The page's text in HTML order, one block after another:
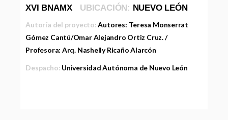
XVI BNAMX UBICACIÓN: NUEVO LEÓN
Autoría del proyecto:Autores: Teresa Monserrat
Gómez Cantú/Omar Alejandro Ortiz Cruz. /
Profesora: Arq. Nashelly Ricaño Alarcón
Despacho: Universidad Autónoma de Nuevo León